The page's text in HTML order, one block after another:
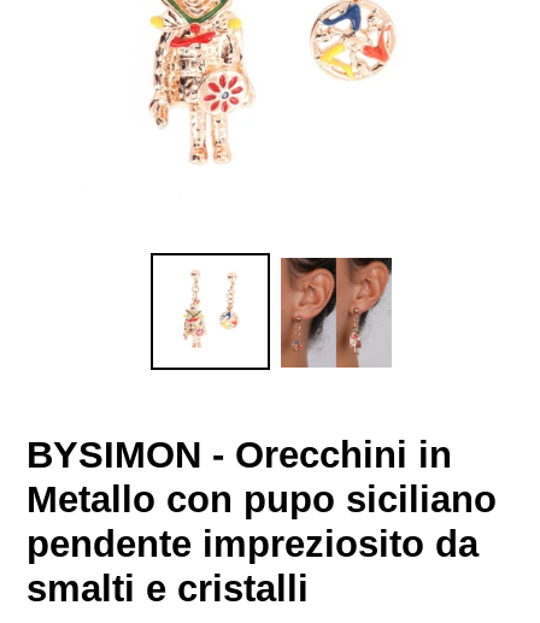
BYSIMON - Orecchini in
Metallo con pupo siciliano
pendente impreziosito da
smalti e cristalli